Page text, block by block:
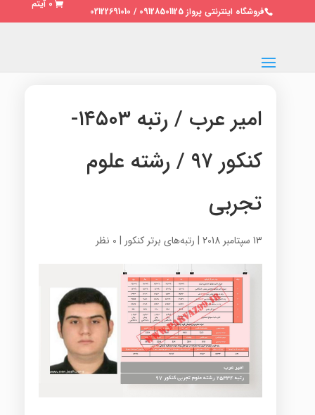
فروشگاه اینترنتی پرواز 09128501125 / 02122691010
0 آیتم
امیر عرب / رتبه ۱۴۵۰۳-
کنکور ۹۷ / رشته علوم
تجربی
13 سپتامبر 2018 | رتبه‌های برتر کنکور | 0 نظر